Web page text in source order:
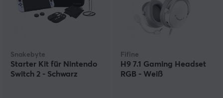
Snakebyte
Starter Kit für Nintendo
Switch 2 - Schwarz
Fifine
H9 7.1 Gaming Headset
RGB - Weiß